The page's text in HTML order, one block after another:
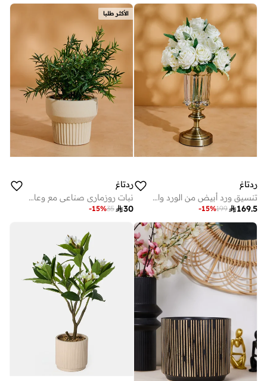
ردتاغ
تنسيق ورد أبيض من الورد والليلي
169.5
199
-15%
الأكثر طلبا
ردتاغ
نبات روزماري صناعي مع وعاء باللون الأخضر
30
35
-15%